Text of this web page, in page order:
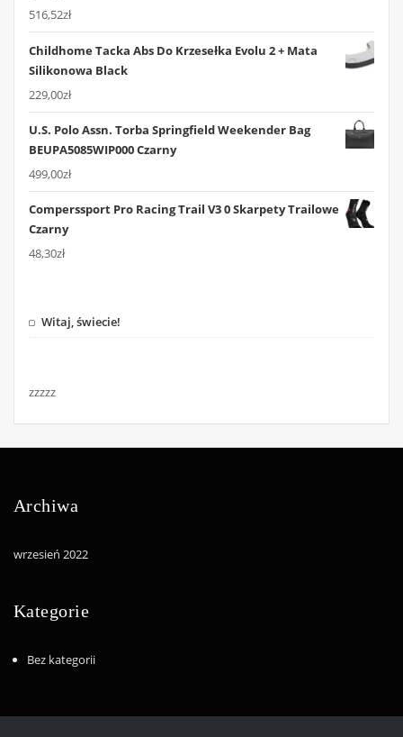
516,52zł
Childhome Tacka Abs Do Krzesełka Evolu 2 + Mata
Silikonowa Black
229,00zł
U.S. Polo Assn. Torba Springfield Weekender Bag
BEUPA5085WIP000 Czarny
499,00zł
Comperssport Pro Racing Trail V3 0 Skarpety Trailowe
Czarny
48,30zł
Witaj, świecie!
zzzzz
Archiwa
wrzesień 2022
Kategorie
Bez kategorii